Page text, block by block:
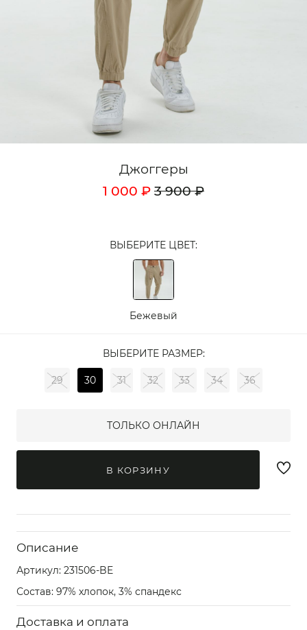
Джоггеры
1 000 ₽ 3 900 ₽
ВЫБЕРИТЕ ЦВЕТ:
Бежевый
ВЫБЕРИТЕ РАЗМЕР:
29 30 31 32 33 34 36
ТОЛЬКО ОНЛАЙН
В КОРЗИНУ
Описание
Артикул: 231506-BE
Состав: 97% хлопок, 3% спандекс
Доставка и оплата